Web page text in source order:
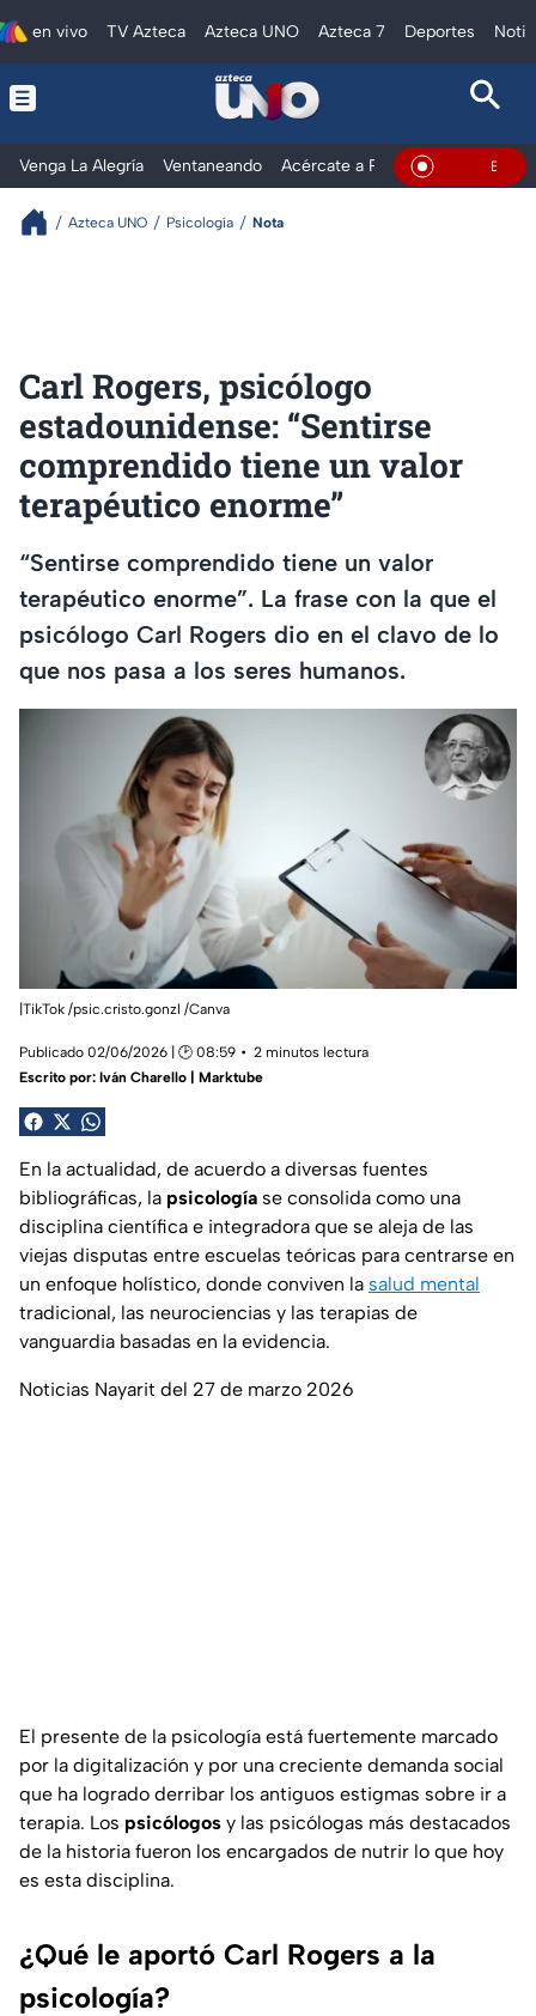
en vivo TV Azteca Azteca UNO Azteca 7 Deportes
Venga La Alegría Ventaneando Acércate a Rocío Al Extremo
En Vivo
Azteca UNO Psicología Nota
Carl Rogers, psicólogo
estadounidense: “Sentirse
comprendido tiene un valor
terapéutico enorme”
“Sentirse comprendido tiene un valor
terapéutico enorme”. La frase con la que el
psicólogo Carl Rogers dio en el clavo de lo
que nos pasa a los seres humanos.
|TikTok /psic.cristo.gonzl /Canva
Publicado 02/06/2026 | 🕑 08:59
2 minutos lectura
Escrito por: Iván Charello | Marktube
En la actualidad, de acuerdo a diversas fuentes
bibliográficas, la psicología se consolida como una
disciplina científica e integradora que se aleja de las
viejas disputas entre escuelas teóricas para centrarse en
un enfoque holístico, donde conviven la salud mental
tradicional, las neurociencias y las terapias de
vanguardia basadas en la evidencia.
Noticias Nayarit del 27 de marzo 2026
El presente de la psicología está fuertemente marcado
por la digitalización y por una creciente demanda social
que ha logrado derribar los antiguos estigmas sobre ir a
terapia. Los psicólogos y las psicólogas más destacados
de la historia fueron los encargados de nutrir lo que hoy
es esta disciplina.
¿Qué le aportó Carl Rogers a la
psicología?